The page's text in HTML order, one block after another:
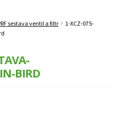
sestava ventil a filtr
1-XCZ-075-
BIRD